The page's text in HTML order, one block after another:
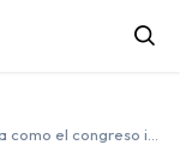
de edificios e instalaciones avanzadas